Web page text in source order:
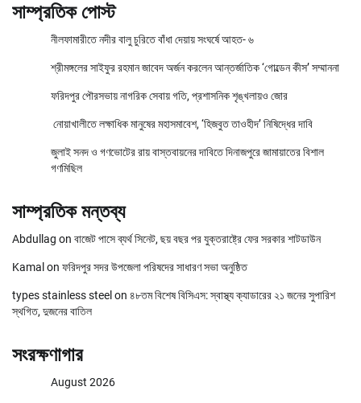
সাম্প্রতিক পোস্ট
নীলফামারীতে নদীর বালু চুরিতে বাঁধা দেয়ায় সংঘর্ষে আহত- ৬
শ্রীমঙ্গলের সাইফুর রহমান জাবেদ অর্জন করলেন আন্তর্জাতিক ‘গোল্ডেন কীস’ সম্মাননা
ফরিদপুর পৌরসভায় নাগরিক সেবায় গতি, প্রশাসনিক শৃঙ্খলায়ও জোর
নোয়াখালীতে লক্ষাধিক মানুষের মহাসমাবেশ, ‘হিজবুত তাওহীদ’ নিষিদ্ধের দাবি
জুলাই সনদ ও গণভোটের রায় বাস্তবায়নের দাবিতে দিনাজপুরে জামায়াতের বিশাল
গণমিছিল
সাম্প্রতিক মন্তব্য
Abdullag on বাজেট পাসে ব্যর্থ সিনেট, ছয় বছর পর যুক্তরাষ্ট্রে ফের সরকার শাটডাউন
Kamal on ফরিদপুর সদর উপজেলা পরিষদের সাধারণ সভা অনুষ্ঠিত
types stainless steel on ৪৮তম বিশেষ বিসিএস: স্বাস্থ্য ক্যাডারের ২১ জনের সুপারিশ
স্থগিত, দুজনের বাতিল
সংরক্ষণাগার
August 2026